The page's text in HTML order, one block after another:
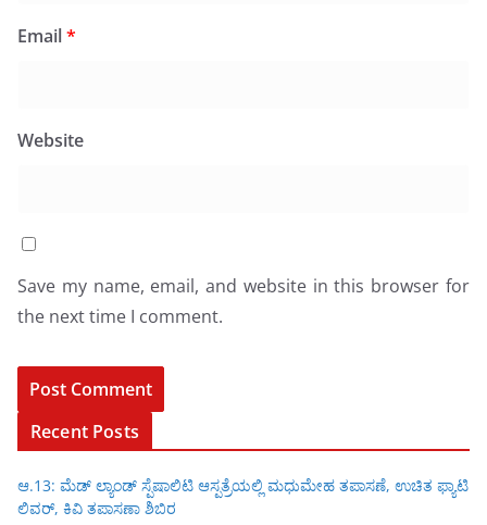
Email*
Website
Save my name, email, and website in this browser for
the next time I comment.
Recent Posts
ಆ.13: ಮೆಡ್ ಲ್ಯಾಂಡ್ ಸ್ಪೆಷಾಲಿಟಿ ಆಸ್ಪತ್ರೆಯಲ್ಲಿ ಮಧುಮೇಹ ತಪಾಸಣೆ, ಉಚಿತ ಫ್ಯಾಟಿ
ಲಿವರ್, ಕಿವಿ ತಪಾಸಣಾ ಶಿಬಿರ